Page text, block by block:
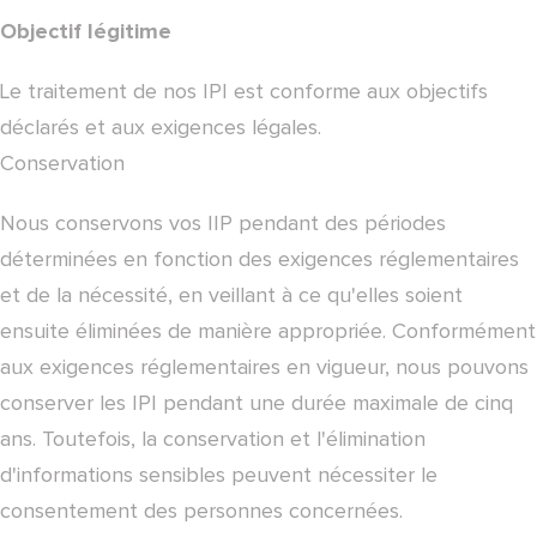
Objectif légitime
Le traitement de nos IPI est conforme aux objectifs
déclarés et aux exigences légales.
Conservation
Nous conservons vos IIP pendant des périodes
déterminées en fonction des exigences réglementaires
et de la nécessité, en veillant à ce qu'elles soient
ensuite éliminées de manière appropriée. Conformément
aux exigences réglementaires en vigueur, nous pouvons
conserver les IPI pendant une durée maximale de cinq
ans. Toutefois, la conservation et l'élimination
d'informations sensibles peuvent nécessiter le
consentement des personnes concernées.